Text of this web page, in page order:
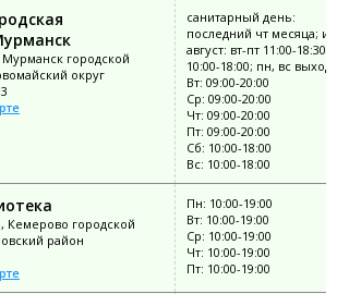
городской
округ
санитарный день:
последний чт месяца;
август: вт-пт 11:00-18:30;
10:00-18:00; пн, вс
Вт: 09:00-20:00
Ср: 09:00-20:00
Чт: 09:00-20:00
Пт: 09:00-20:00
Сб: 10:00-18:00
Вс: 10:00-18:00
Кемерово городской
район
Пн: 10:00-19:00
Вт: 10:00-19:00
Ср: 10:00-19:00
Чт: 10:00-19:00
Пт: 10:00-19:00